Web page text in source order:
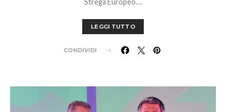
Strega Europeo.…
LEGGI TUTTO
CONDIVIDI